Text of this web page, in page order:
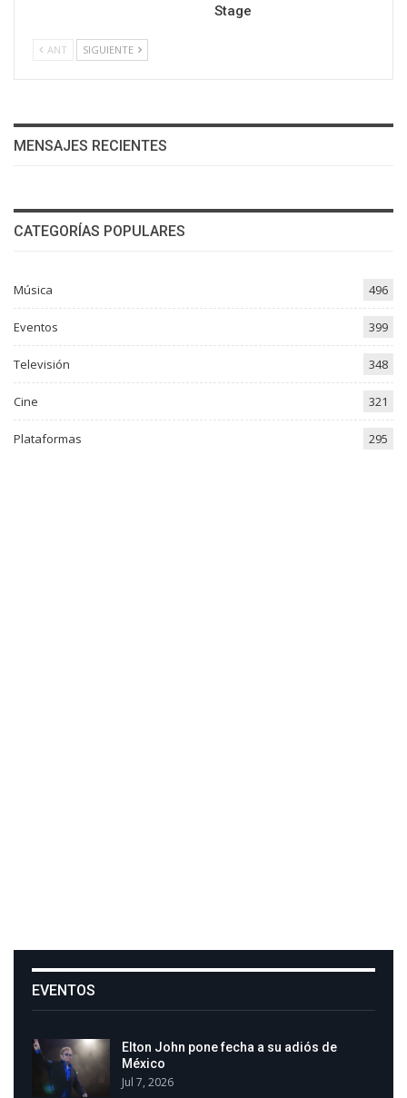
Stage
ANT SIGUIENTE
MENSAJES RECIENTES
CATEGORÍAS POPULARES
Música 496
Eventos 399
Televisión 348
Cine 321
Plataformas 295
EVENTOS
Elton John pone fecha a su adiós de
México
Jul 7, 2026